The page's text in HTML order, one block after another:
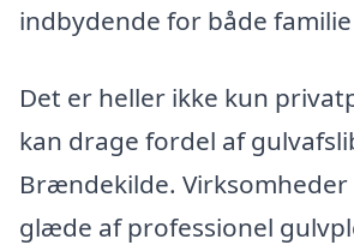
indbydende for både
Det er heller ikke kun
kan drage fordel af
Brændekilde. Virksomheder
glæde af professionel